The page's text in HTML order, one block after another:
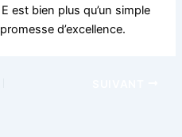
est bien plus qu’un simple
d’excellence.